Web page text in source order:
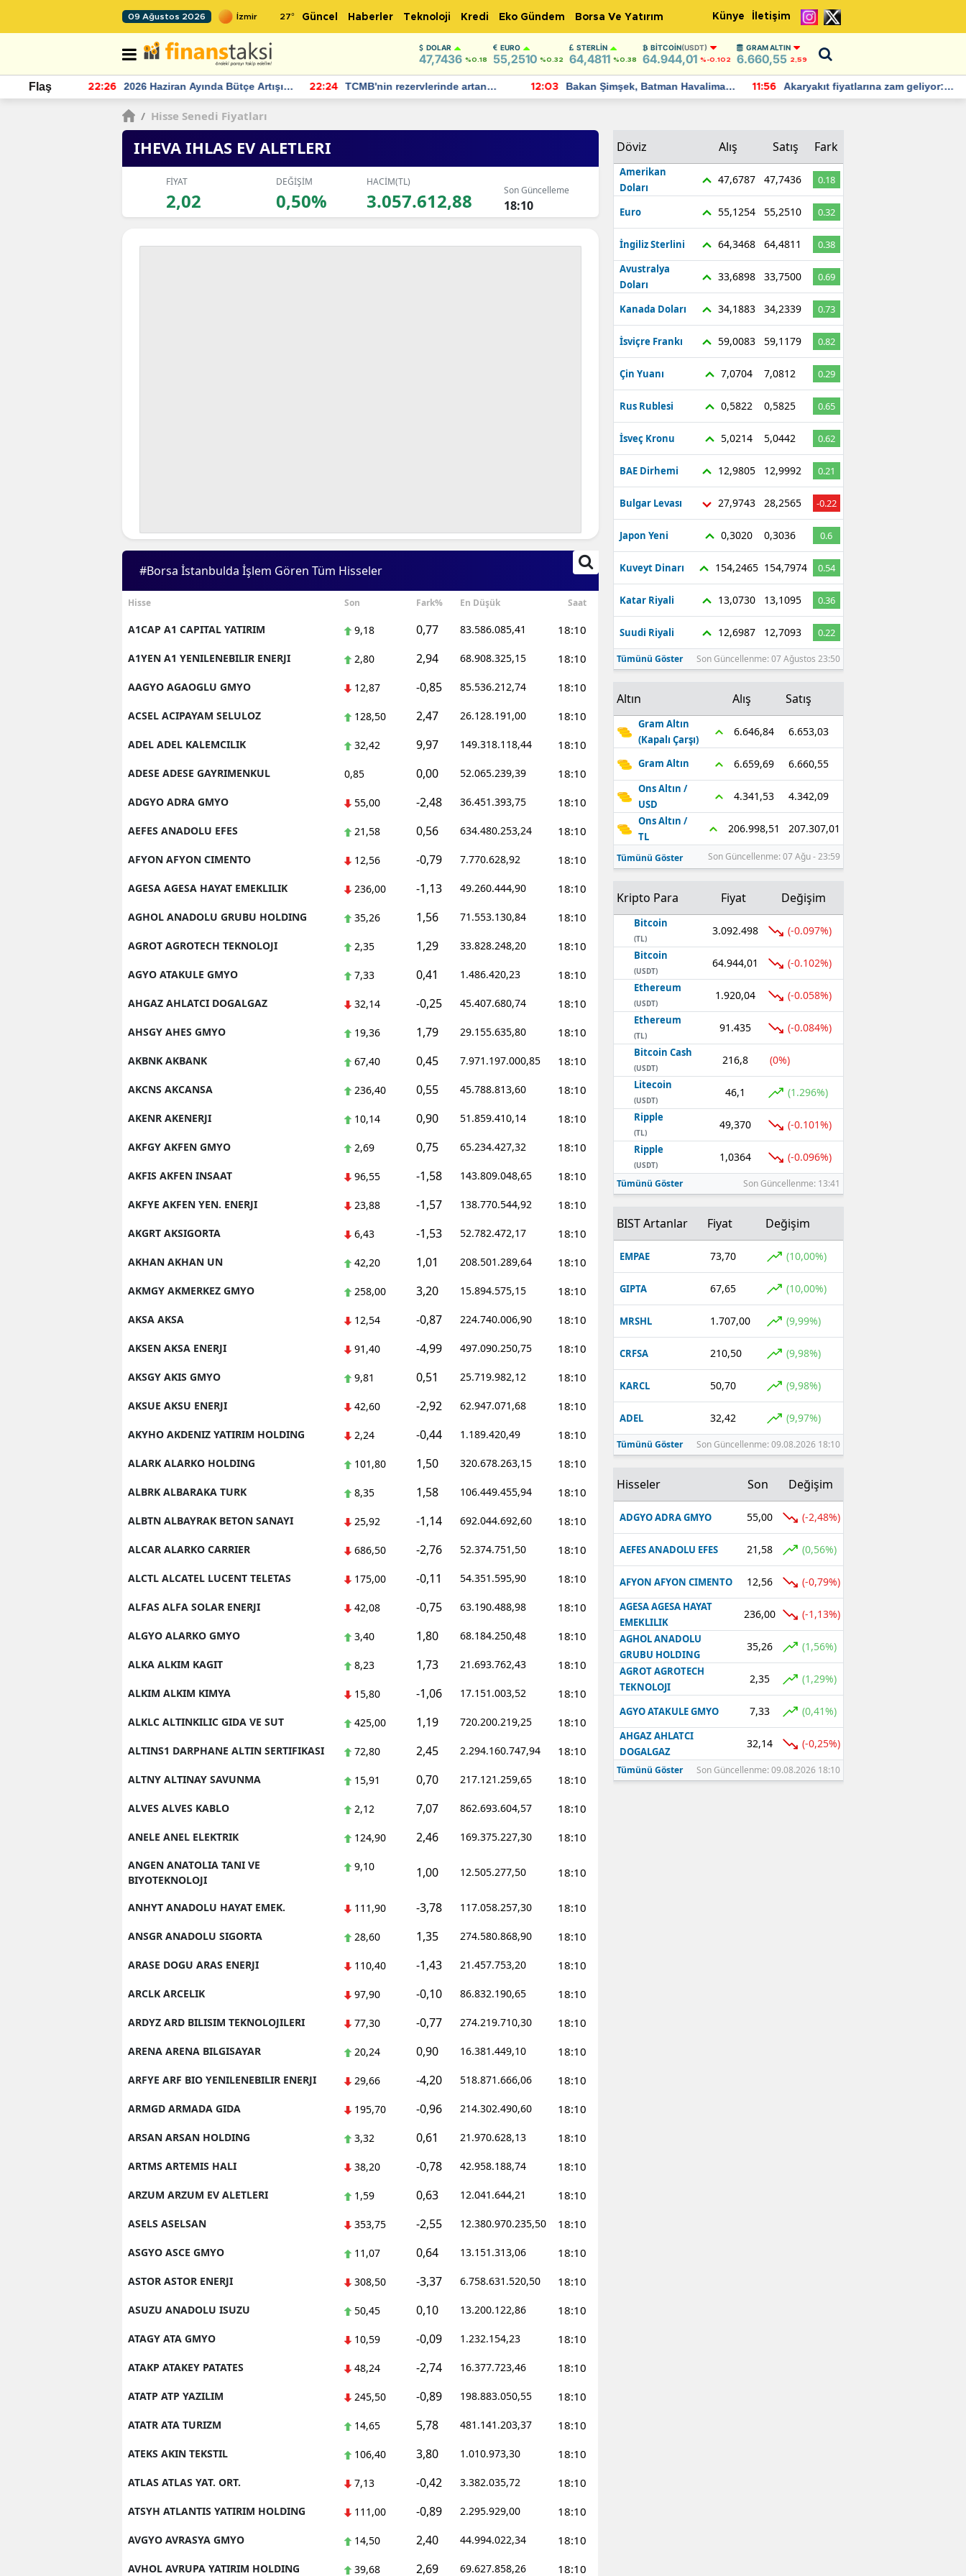
09 Ağustos 2026 27° Güncel Haberler Teknoloji Kredi Eko Gündem Borsa Ve Yatırım Künye İletişim
DOLAR
47,7436 %0.18
EURO
55,2510 %0.32
STERLIN
64,4811 %0.38
BITCOIN(USDT)
64.944,01 %-0.102
GRAM ALTIN
6.660,55 2,59
Flaş 22:26
2026 Haziran Ayında Bütçe Artışı
Yaşandı
22:24
TCMB'nin rezervlerinde artan
momentum devam ediyor
12:03
Bakan Şimşek, Batman Havalimanı
için umut verici açıklamalarda
11:56
Akaryakıt fiyatlarına zam geliyor:
Yeni tarih açıklandı
/ Hisse Senedi Fiyatları
IHEVA IHLAS EV ALETLERI
FİYAT
2,02
DEĞİŞİM
0,50%
HACİM(TL)
3.057.612,88 Son Güncelleme
18:10
#Borsa İstanbulda İşlem Gören Tüm Hisseler
Hisse Son Fark% En Düşük Saat
A1CAP A1 CAPITAL YATIRIM 9,18 0,77 83.586.085,41 18:10
A1YEN A1 YENILENEBILIR ENERJI 2,80 2,94 68.908.325,15 18:10
AAGYO AGAOGLU GMYO 12,87 -0,85 85.536.212,74 18:10
ACSEL ACIPAYAM SELULOZ 128,50 2,47 26.128.191,00 18:10
ADEL ADEL KALEMCILIK 32,42 9,97 149.318.118,44 18:10
ADESE ADESE GAYRIMENKUL 0,85 0,00 52.065.239,39 18:10
ADGYO ADRA GMYO 55,00 -2,48 36.451.393,75 18:10
AEFES ANADOLU EFES 21,58 0,56 634.480.253,24 18:10
AFYON AFYON CIMENTO 12,56 -0,79 7.770.628,92 18:10
AGESA AGESA HAYAT EMEKLILIK 236,00 -1,13 49.260.444,90 18:10
AGHOL ANADOLU GRUBU HOLDING 35,26 1,56 71.553.130,84 18:10
AGROT AGROTECH TEKNOLOJI 2,35 1,29 33.828.248,20 18:10
AGYO ATAKULE GMYO 7,33 0,41 1.486.420,23 18:10
AHGAZ AHLATCI DOGALGAZ 32,14 -0,25 45.407.680,74 18:10
AHSGY AHES GMYO 19,36 1,79 29.155.635,80 18:10
AKBNK AKBANK 67,40 0,45 7.971.197.000,85 18:10
AKCNS AKCANSA 236,40 0,55 45.788.813,60 18:10
AKENR AKENERJI 10,14 0,90 51.859.410,14 18:10
AKFGY AKFEN GMYO 2,69 0,75 65.234.427,32 18:10
AKFIS AKFEN INSAAT 96,55 -1,58 143.809.048,65 18:10
AKFYE AKFEN YEN. ENERJI 23,88 -1,57 138.770.544,92 18:10
AKGRT AKSIGORTA 6,43 -1,53 52.782.472,17 18:10
AKHAN AKHAN UN 42,20 1,01 208.501.289,64 18:10
AKMGY AKMERKEZ GMYO 258,00 3,20 15.894.575,15 18:10
AKSA AKSA 12,54 -0,87 224.740.006,90 18:10
AKSEN AKSA ENERJI 91,40 -4,99 497.090.250,75 18:10
AKSGY AKIS GMYO 9,81 0,51 25.719.982,12 18:10
AKSUE AKSU ENERJI 42,60 -2,92 62.947.071,68 18:10
AKYHO AKDENIZ YATIRIM HOLDING 2,24 -0,44 1.189.420,49 18:10
ALARK ALARKO HOLDING 101,80 1,50 320.678.263,15 18:10
ALBRK ALBARAKA TURK 8,35 1,58 106.449.455,94 18:10
ALBTN ALBAYRAK BETON SANAYI 25,92 -1,14 692.044.692,60 18:10
ALCAR ALARKO CARRIER 686,50 -2,76 52.374.751,50 18:10
ALCTL ALCATEL LUCENT TELETAS 175,00 -0,11 54.351.595,90 18:10
ALFAS ALFA SOLAR ENERJI 42,08 -0,75 63.190.488,98 18:10
ALGYO ALARKO GMYO 3,40 1,80 68.184.250,48 18:10
ALKA ALKIM KAGIT 8,23 1,73 21.693.762,43 18:10
ALKIM ALKIM KIMYA 15,80 -1,06 17.151.003,52 18:10
ALKLC ALTINKILIC GIDA VE SUT 425,00 1,19 720.200.219,25 18:10
ALTINS1 DARPHANE ALTIN SERTIFIKASI 72,80 2,45 2.294.160.747,94 18:10
ALTNY ALTINAY SAVUNMA 15,91 0,70 217.121.259,65 18:10
ALVES ALVES KABLO 2,12 7,07 862.693.604,57 18:10
ANELE ANEL ELEKTRIK 124,90 2,46 169.375.227,30 18:10
ANGEN ANATOLIA TANI VE
BIYOTEKNOLOJI
9,10 1,00 12.505.277,50 18:10
ANHYT ANADOLU HAYAT EMEK. 111,90 -3,78 117.058.257,30 18:10
ANSGR ANADOLU SIGORTA 28,60 1,35 274.580.868,90 18:10
ARASE DOGU ARAS ENERJI 110,40 -1,43 21.457.753,20 18:10
ARCLK ARCELIK 97,90 -0,10 86.832.190,65 18:10
ARDYZ ARD BILISIM TEKNOLOJILERI 77,30 -0,77 274.219.710,30 18:10
ARENA ARENA BILGISAYAR 20,24 0,90 16.381.449,10 18:10
ARFYE ARF BIO YENILENEBILIR ENERJI 29,66 -4,20 518.871.666,06 18:10
ARMGD ARMADA GIDA 195,70 -0,96 214.302.490,60 18:10
ARSAN ARSAN HOLDING 3,32 0,61 21.970.628,13 18:10
ARTMS ARTEMIS HALI 38,20 -0,78 42.958.188,74 18:10
ARZUM ARZUM EV ALETLERI 1,59 0,63 12.041.644,21 18:10
ASELS ASELSAN 353,75 -2,55 12.380.970.235,50 18:10
ASGYO ASCE GMYO 11,07 0,64 13.151.313,06 18:10
ASTOR ASTOR ENERJI 308,50 -3,37 6.758.631.520,50 18:10
ASUZU ANADOLU ISUZU 50,45 0,10 13.200.122,86 18:10
ATAGY ATA GMYO 10,59 -0,09 1.232.154,23 18:10
ATAKP ATAKEY PATATES 48,24 -2,74 16.377.723,46 18:10
ATATP ATP YAZILIM 245,50 -0,89 198.883.050,55 18:10
ATATR ATA TURIZM 14,65 5,78 481.141.203,37 18:10
ATEKS AKIN TEKSTIL 106,40 3,80 1.010.973,30 18:10
ATLAS ATLAS YAT. ORT. 7,13 -0,42 3.382.035,72 18:10
ATSYH ATLANTIS YATIRIM HOLDING 111,00 -0,89 2.295.929,00 18:10
AVGYO AVRASYA GMYO 14,50 2,40 44.994.022,34 18:10
AVHOL AVRUPA YATIRIM HOLDING 39,68 2,69 69.627.858,26 18:10
Döviz Alış Satış Fark
Amerikan
Doları
47,6787 47,7436 0.18
Euro 55,1254 55,2510 0.32
İngiliz Sterlini 64,3468 64,4811
0.38
Avustralya
Doları
33,6898 33,7500 0.69
Kanada Doları 34,1883 34,2339 0.73
İsviçre Frankı 59,0083 59,1179 0.82
Çin Yuanı 7,0704 7,0812 0.29
Rus Rublesi 0,5822 0,5825 0.65
İsveç Kronu 5,0214 5,0442 0.62
BAE Dirhemi 12,9805 12,9992 0.21
Bulgar Levası 27,9743 28,2565 -0.22
Japon Yeni 0,3020 0,3036 0.6
Kuveyt Dinarı 154,2465 154,7974 0.54
Katar Riyali 13,0730 13,1095 0.36
Suudi Riyali 12,6987 12,7093 0.22
Tümünü Göster Son Güncellenme: 07 Ağustos 23:50
Altın Alış Satış
Gram Altın
(Kapalı Çarşı)
6.646,84 6.653,03
Gram Altın 6.659,69 6.660,55
Ons Altın /
USD
4.341,53 4.342,09
Ons Altın /
TL
206.998,51 207.307,01
Tümünü Göster Son Güncellenme: 07 Ağu - 23:59
Kripto Para Fiyat Değişim
Bitcoin
(TL)
3.092.498 (-0.097%)
Bitcoin
(USDT)
64.944,01 (-0.102%)
Ethereum
(USDT)
1.920,04 (-0.058%)
Ethereum
(TL)
91.435 (-0.084%)
Bitcoin Cash
(USDT)
216,8 (0%)
Litecoin
(USDT)
46,1 (1.296%)
Ripple
(TL)
49,370 (-0.101%)
Ripple
(USDT)
1,0364 (-0.096%)
Tümünü Göster Son Güncellenme: 13:41
BIST Artanlar Fiyat Değişim
EMPAE 73,70 (10,00%)
GIPTA 67,65 (10,00%)
MRSHL 1.707,00 (9,99%)
CRFSA 210,50 (9,98%)
KARCL 50,70 (9,98%)
ADEL 32,42 (9,97%)
Tümünü Göster Son Güncellenme: 09.08.2026 18:10
Hisseler Son Değişim
ADGYO ADRA GMYO 55,00 (-2,48%)
AEFES ANADOLU EFES 21,58 (0,56%)
AFYON AFYON CIMENTO 12,56 (-0,79%)
AGESA AGESA HAYAT
EMEKLILIK
236,00 (-1,13%)
AGHOL ANADOLU
GRUBU HOLDING
35,26 (1,56%)
AGROT AGROTECH
TEKNOLOJI
2,35 (1,29%)
AGYO ATAKULE GMYO 7,33 (0,41%)
AHGAZ AHLATCI
DOGALGAZ
32,14 (-0,25%)
Tümünü Göster Son Güncellenme: 09.08.2026 18:10